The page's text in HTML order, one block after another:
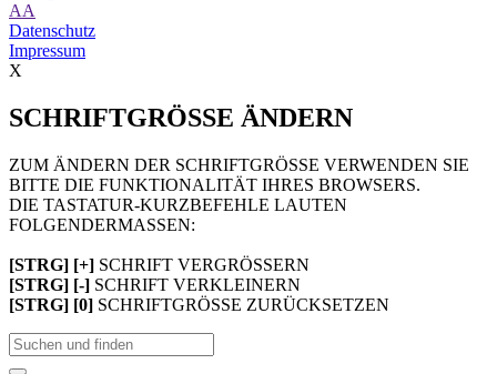
AA
Datenschutz
Impressum
X
SCHRIFTGRÖSSE ÄNDERN
ZUM ÄNDERN DER SCHRIFTGRÖSSE VERWENDEN SIE
BITTE DIE FUNKTIONALITÄT IHRES BROWSERS.
DIE TASTATUR-KURZBEFEHLE LAUTEN
FOLGENDERMASSEN:
[STRG] [+] SCHRIFT VERGRÖSSERN
[STRG] [-] SCHRIFT VERKLEINERN
[STRG] [0] SCHRIFTGRÖSSE ZURÜCKSETZEN